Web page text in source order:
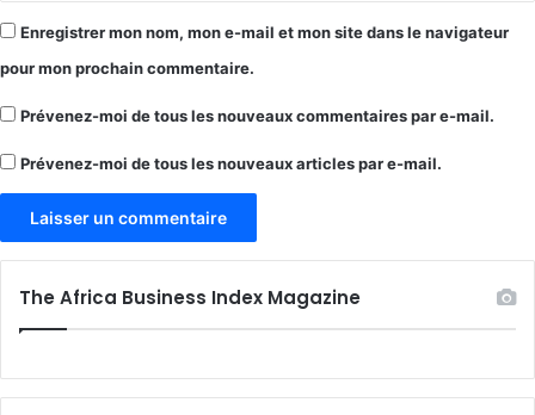
Enregistrer mon nom, mon e-mail et mon site dans le navigateur
pour mon prochain commentaire.
Prévenez-moi de tous les nouveaux commentaires par e-mail.
Prévenez-moi de tous les nouveaux articles par e-mail.
The Africa Business Index Magazine